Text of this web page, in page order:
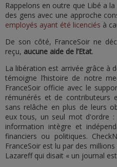
Rappelons en outre que Libé a
des gens avec une approche
employés ayant été licenciés à
De son côté, FranceSoir ne
reçu, aucune aide de l’Etat.
La libération est arrivée grâce à
témoigne l’histoire de notre
FranceSoir officie avec le
rémunérés et de contributeurs
sans relâche en plus de leurs
eux tous, un seul mot d'ordre
information intègre et
financiers ou politiques.
FranceSoir est lu par des
Lazareff qui disait « un journal